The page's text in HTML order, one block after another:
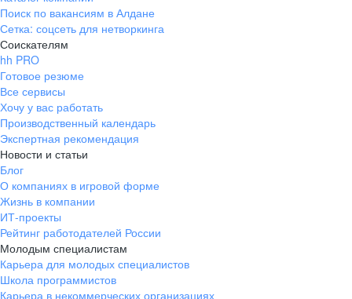
Поиск по вакансиям в Алдане
Сетка: соцсеть для нетворкинга
Соискателям
hh PRO
Готовое резюме
Все сервисы
Хочу у вас работать
Производственный календарь
Экспертная рекомендация
Новости и статьи
Блог
О компаниях в игровой форме
Жизнь в компании
ИТ-проекты
Рейтинг работодателей России
Молодым специалистам
Карьера для молодых специалистов
Школа программистов
Карьера в некоммерческих организациях